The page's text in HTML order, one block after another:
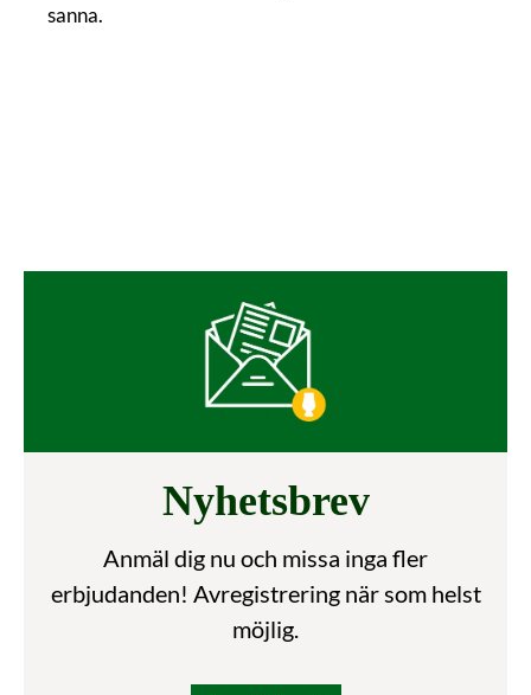
sanna.
Nyhetsbrev
Anmäl dig nu och missa inga fler
erbjudanden! Avregistrering när som helst
möjlig.